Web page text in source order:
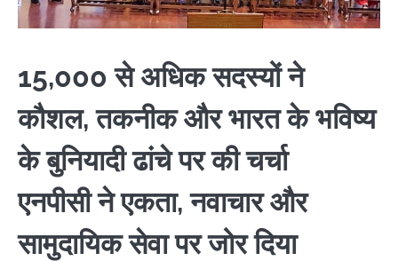
15,000 से अधिक सदस्यों ने
कौशल, तकनीक और भारत के भविष्य
के बुनियादी ढांचे पर की चर्चा
एनपीसी ने एकता, नवाचार और
सामुदायिक सेवा पर जोर दिया